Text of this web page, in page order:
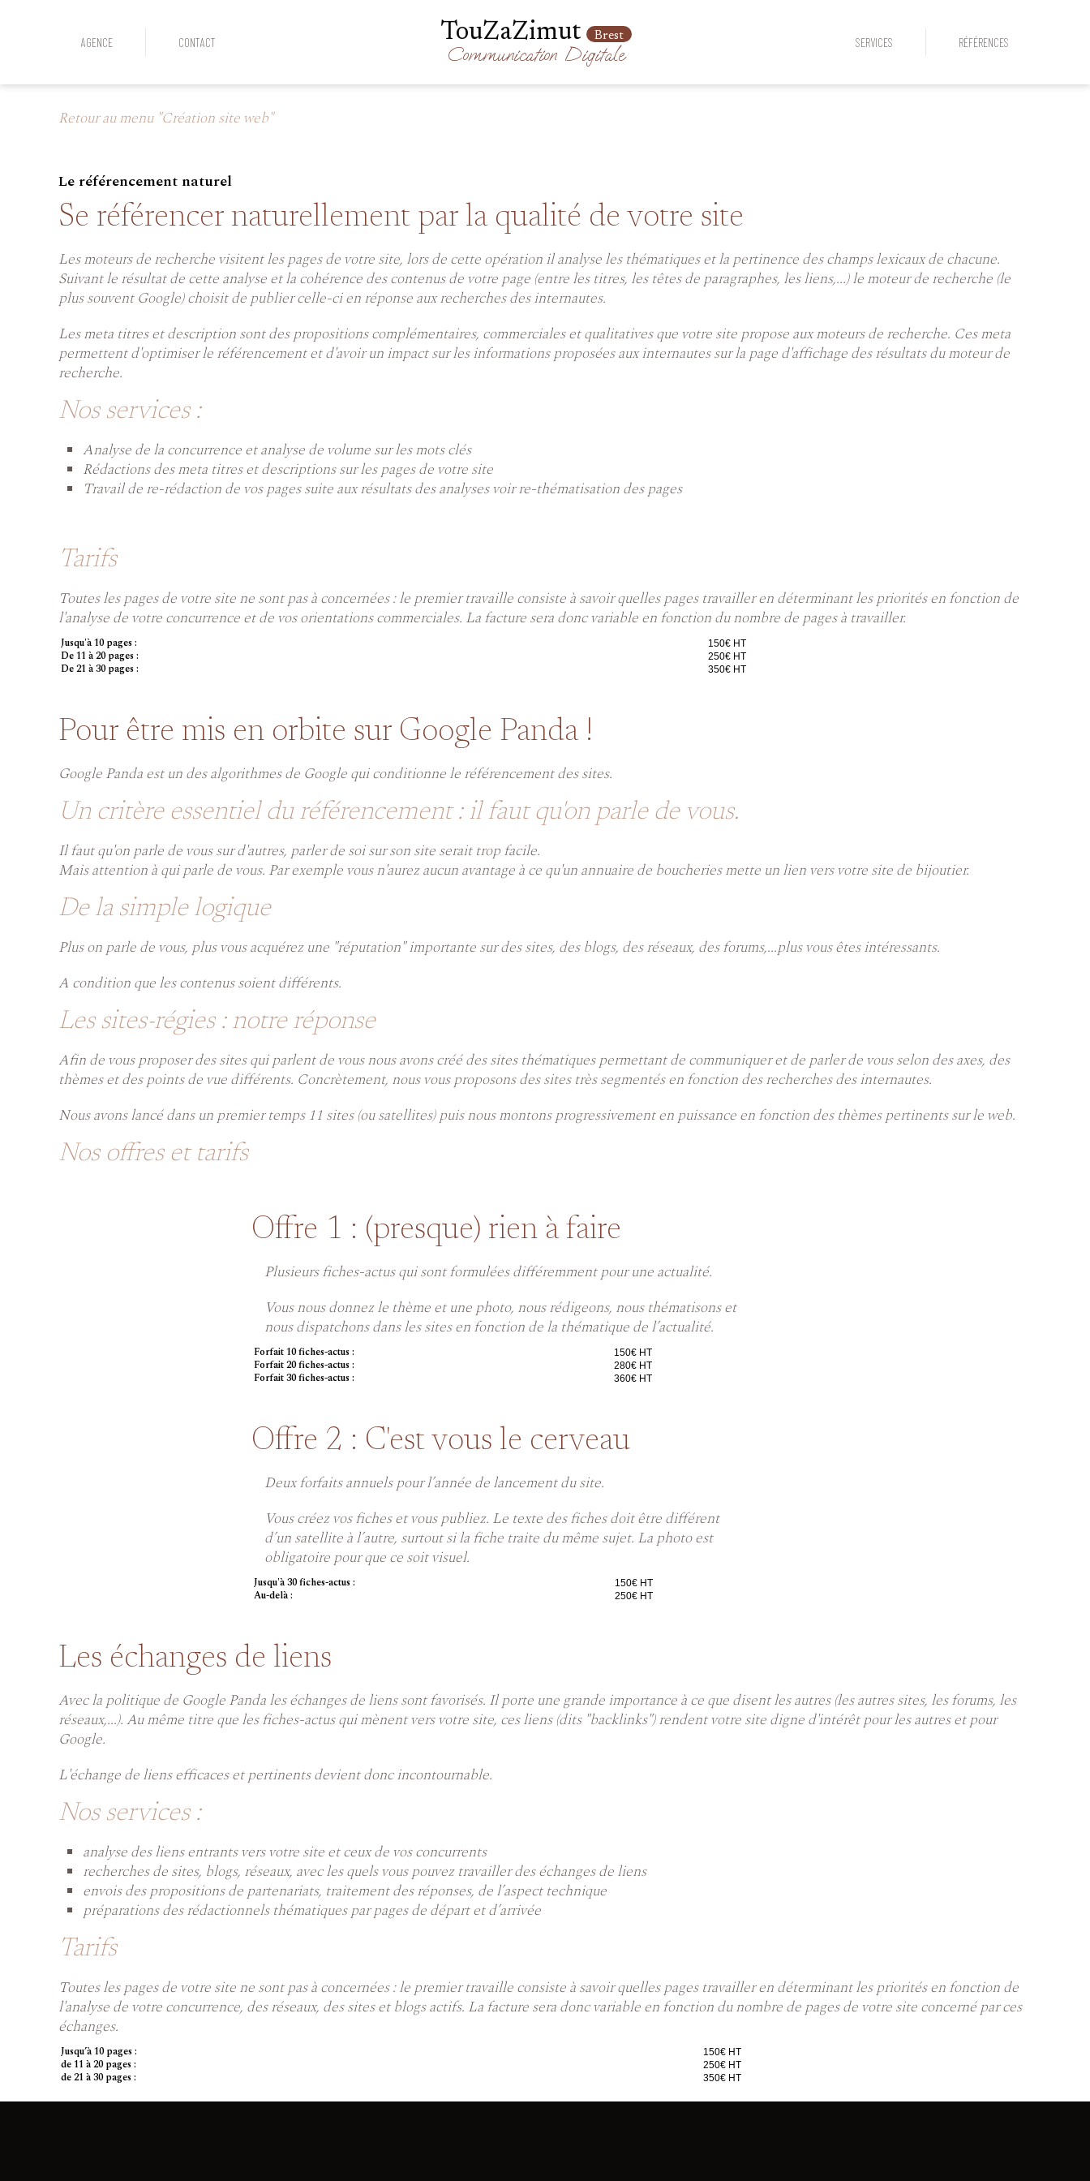
AGENCE CONTACT TouZaZimut Brest
Communication Digitale
SERVICES RÉFÉRENCES
Retour au menu "Création site web"
Le référencement naturel
Se référencer naturellement par la qualité de votre site
Les moteurs de recherche visitent les pages de votre site, lors de cette opération il analyse les thématiques et la pertinence des champs lexicaux de chacune.
Suivant le résultat de cette analyse et la cohérence des contenus de votre page (entre les titres, les têtes de paragraphes, les liens,...) le moteur de recherche (le
plus souvent Google) choisit de publier celle-ci en réponse aux recherches des internautes.
Les meta titres et description sont des propositions complémentaires, commerciales et qualitatives que votre site propose aux moteurs de recherche. Ces meta
permettent d'optimiser le référencement et d'avoir un impact sur les informations proposées aux internautes sur la page d'affichage des résultats du moteur de
recherche.
Nos services :
Analyse de la concurrence et analyse de volume sur les mots clés
Rédactions des meta titres et descriptions sur les pages de votre site
Travail de re-rédaction de vos pages suite aux résultats des analyses voir re-thématisation des pages
Tarifs
Toutes les pages de votre site ne sont pas à concernées : le premier travaille consiste à savoir quelles pages travailler en déterminant les priorités en fonction de
l'analyse de votre concurrence et de vos orientations commerciales. La facture sera donc variable en fonction du nombre de pages à travailler.
Jusqu'à 10 pages : 150€ HT
De 11 à 20 pages : 250€ HT
De 21 à 30 pages : 350€ HT
Pour être mis en orbite sur Google Panda !
Google Panda est un des algorithmes de Google qui conditionne le référencement des sites.
Un critère essentiel du référencement : il faut qu'on parle de vous.
Il faut qu'on parle de vous sur d'autres, parler de soi sur son site serait trop facile.
Mais attention à qui parle de vous. Par exemple vous n'aurez aucun avantage à ce qu'un annuaire de boucheries mette un lien vers votre site de bijoutier.
De la simple logique
Plus on parle de vous, plus vous acquérez une "réputation" importante sur des sites, des blogs, des réseaux, des forums,...plus vous êtes intéressants.
A condition que les contenus soient différents.
Les sites-régies : notre réponse
Afin de vous proposer des sites qui parlent de vous nous avons créé des sites thématiques permettant de communiquer et de parler de vous selon des axes, des
thèmes et des points de vue différents. Concrètement, nous vous proposons des sites très segmentés en fonction des recherches des internautes.
Nous avons lancé dans un premier temps 11 sites (ou satellites) puis nous montons progressivement en puissance en fonction des thèmes pertinents sur le web.
Nos offres et tarifs
Offre 1 : (presque) rien à faire
Plusieurs fiches-actus qui sont formulées différemment pour une actualité.
Vous nous donnez le thème et une photo, nous rédigeons, nous thématisons et
nous dispatchons dans les sites en fonction de la thématique de l’actualité.
Forfait 10 fiches-actus : 150€ HT
Forfait 20 fiches-actus : 280€ HT
Forfait 30 fiches-actus : 360€ HT
Offre 2 : C'est vous le cerveau
Deux forfaits annuels pour l’année de lancement du site.
Vous créez vos fiches et vous publiez. Le texte des fiches doit être différent
d’un satellite à l’autre, surtout si la fiche traite du même sujet. La photo est
obligatoire pour que ce soit visuel.
Jusqu'à 30 fiches-actus : 150€ HT
Au-delà : 250€ HT
Les échanges de liens
Avec la politique de Google Panda les échanges de liens sont favorisés. Il porte une grande importance à ce que disent les autres (les autres sites, les forums, les
réseaux,...). Au même titre que les fiches-actus qui mènent vers votre site, ces liens (dits "backlinks") rendent votre site digne d'intérêt pour les autres et pour
Google.
L'échange de liens efficaces et pertinents devient donc incontournable.
Nos services :
analyse des liens entrants vers votre site et ceux de vos concurrents
recherches de sites, blogs, réseaux, avec les quels vous pouvez travailler des échanges de liens
envois des propositions de partenariats, traitement des réponses, de l’aspect technique
préparations des rédactionnels thématiques par pages de départ et d’arrivée
Tarifs
Toutes les pages de votre site ne sont pas à concernées : le premier travaille consiste à savoir quelles pages travailler en déterminant les priorités en fonction de
l'analyse de votre concurrence, des réseaux, des sites et blogs actifs. La facture sera donc variable en fonction du nombre de pages de votre site concerné par ces
échanges.
Jusqu’à 10 pages : 150€ HT
de 11 à 20 pages : 250€ HT
de 21 à 30 pages : 350€ HT